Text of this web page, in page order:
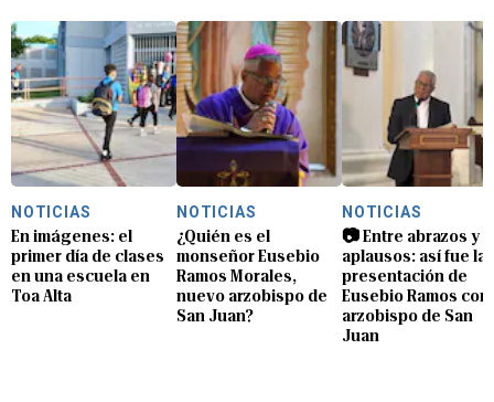
NOTICIAS
En imágenes: el
primer día de clases
en una escuela en
Toa Alta
NOTICIAS
¿Quién es el
monseñor Eusebio
Ramos Morales,
nuevo arzobispo de
San Juan?
NOTICIAS
📷 Entre abrazos y
aplausos: así fue la
presentación de
Eusebio Ramos
arzobispo de San
Juan